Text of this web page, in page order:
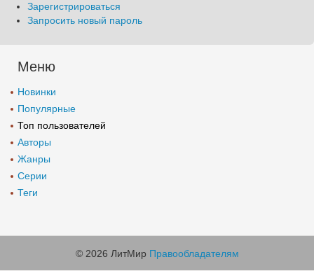
Зарегистрироваться
Запросить новый пароль
Меню
Новинки
Популярные
Топ пользователей
Авторы
Жанры
Серии
Теги
© 2026 ЛитМир Правообладателям